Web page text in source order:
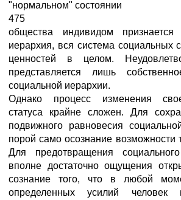
"нормальном" состоянии
475
общества индивидом признается
иерархия, вся система социальных
ценностей в целом.
представляется лишь
социальной иерархии.
Однако процесс изменения
статуса крайне сложен. Для
подвижного равновесия
порой само осознание возможности
Для предотвращения
вполне достаточно ощущения
сознание того, что в любой
определенных усилий человек